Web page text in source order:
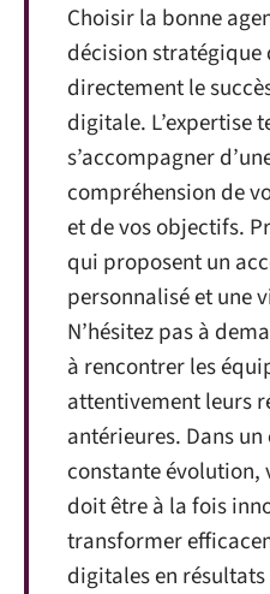
Choisir la bonne
décision
directement le
digitale. L’expertise
s’accompagner
compréhension de
et de vos objectifs.
qui proposent un
personnalisé et une
N’hésitez pas à
à rencontrer les
attentivement leurs
antérieures. Dans
constante
doit être à la fois
transformer
digitales en